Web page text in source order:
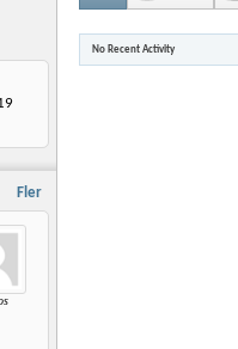
Fler
No Recent Activity